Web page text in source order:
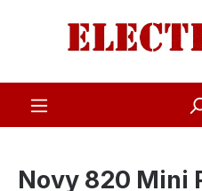
Zum Hauptinhalt springen
Novy 820 Mini